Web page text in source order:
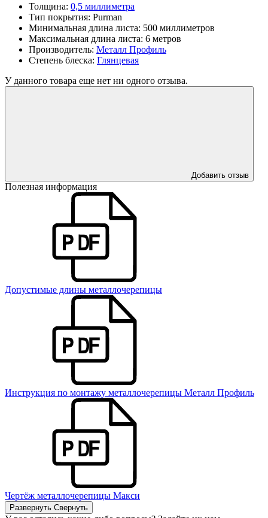
Толщина: 0,5 миллиметра
Тип покрытия: Purman
Минимальная длина листа: 500 миллиметров
Максимальная длина листа: 6 метров
Производитель: Металл Профиль
Степень блеска: Глянцевая
У данного товара еще нет ни одного отзыва.
Добавить отзыв
Полезная информация
Допустимые длины металлочерепицы
Инструкция по монтажу металлочерепицы Металл Профиль
Чертёж металлочерепицы Макси
Развернуть Свернуть